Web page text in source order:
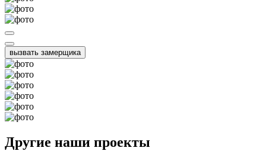
вызвать замерщика
Другие наши проекты